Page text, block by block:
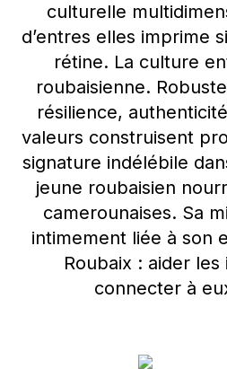
culturelle
d’entres elles imprime
rétine. La culture
roubaisienne.
résilience,
valeurs construisent
signature indélébile
jeune roubaisien
camerounaises. Sa
intimement liée à son
Roubaix : aider les
connecter à